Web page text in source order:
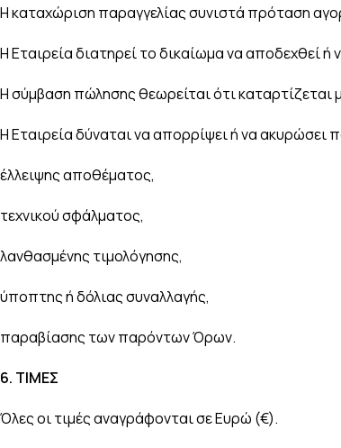
Η καταχώριση παραγγελίας συνιστά πρόταση
Η Εταιρεία διατηρεί το δικαίωμα να αποδεχθεί
Η σύμβαση πώλησης θεωρείται ότι
Η Εταιρεία δύναται να απορρίψει ή να ακυρώσει
έλλειψης αποθέματος,
τεχνικού σφάλματος,
λανθασμένης τιμολόγησης,
ύποπτης ή δόλιας συναλλαγής,
παραβίασης των παρόντων Όρων.
6. ΤΙΜΕΣ
Όλες οι τιμές αναγράφονται σε Ευρώ (€).